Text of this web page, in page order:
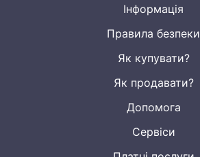
Інформація
Правила безпеки
Як купувати?
Як продавати?
Допомога
Сервіси